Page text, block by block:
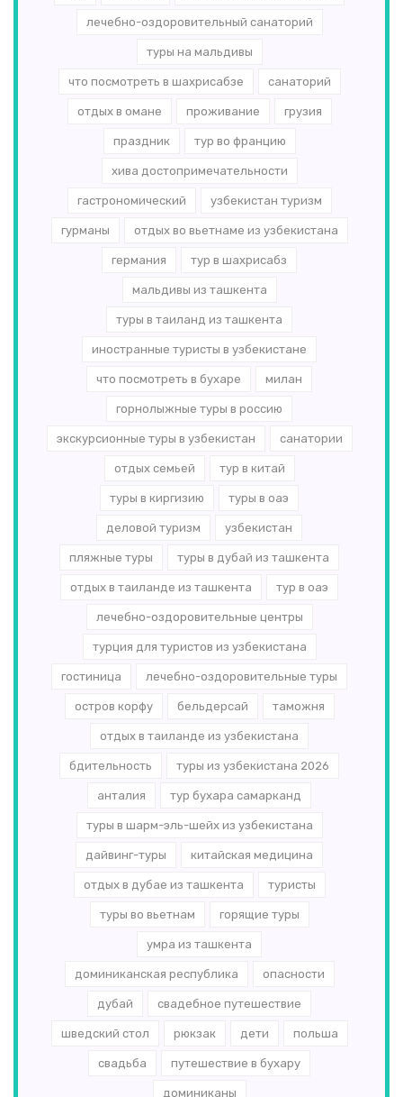
лечебно-оздоровительный санаторий
туры на мальдивы
что посмотреть в шахрисабзе санаторий
отдых в омане проживание грузия
праздник тур во францию
хива достопримечательности
гастрономический узбекистан туризм
гурманы отдых во вьетнаме из узбекистана
германия тур в шахрисабз
мальдивы из ташкента
туры в таиланд из ташкента
иностранные туристы в узбекистане
что посмотреть в бухаре милан
горнолыжные туры в россию
экскурсионные туры в узбекистан санатории
отдых семьей тур в китай
туры в киргизию туры в оаэ
деловой туризм узбекистан
пляжные туры туры в дубай из ташкента
отдых в таиланде из ташкента тур в оаэ
лечебно-оздоровительные центры
турция для туристов из узбекистана
гостиница лечебно-оздоровительные туры
остров корфу бельдерсай таможня
отдых в таиланде из узбекистана
бдительность туры из узбекистана 2026
анталия тур бухара самарканд
туры в шарм-эль-шейх из узбекистана
дайвинг-туры китайская медицина
отдых в дубае из ташкента туристы
туры во вьетнам горящие туры
умра из ташкента
доминиканская республика опасности
дубай свадебное путешествие
шведский стол рюкзак дети польша
свадьба путешествие в бухару
доминиканы